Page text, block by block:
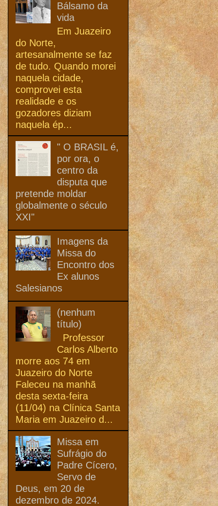
Bálsamo da
vida
Em Juazeiro
do Norte,
artesanalmente se faz
de tudo. Quando morei
naquela cidade,
comprovei esta
realidade e os
gozadores diziam
naquela ép...
" O BRASIL é,
por ora, o
centro da
disputa que
pretende moldar
globalmente o século
XXI"
Imagens da
Missa do
Encontro dos
Ex alunos
Salesianos
(nenhum
título)
Professor
Carlos Alberto
morre aos 74 em
Juazeiro do Norte
Faleceu na manhã
desta sexta-feira
(11/04) na Clínica Santa
Maria em Juazeiro d...
Missa em
Sufrágio do
Padre Cícero,
Servo de
Deus, em 20 de
dezembro de 2024.